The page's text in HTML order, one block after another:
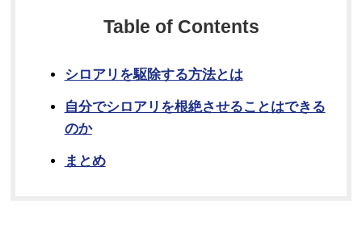
Table of Contents
シロアリを駆除する方法とは
自分でシロアリを根絶させることはできる
のか
まとめ